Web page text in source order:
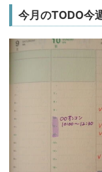
今月のTODO今